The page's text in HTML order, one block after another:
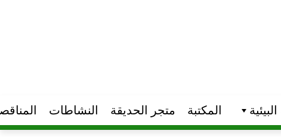
المكتبة متجر الحدیقة النشاطات